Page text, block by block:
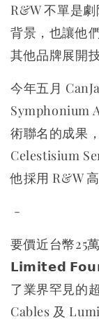
R&W 不單是
背景，也讓他
其他品牌展開
今年五月
Symphonium
術聯名的成果
Celestisium
他採用 R&W
-
要價近台幣
𝗟𝗶𝗺𝗶𝘁𝗲𝗱
了業界罕見的
Cables 及